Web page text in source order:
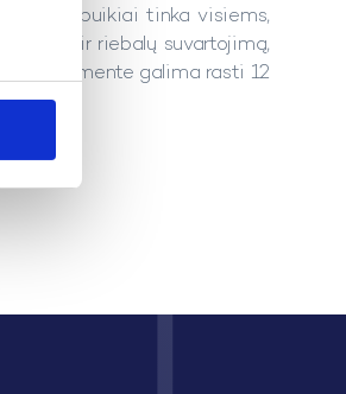
košės puikiai tinka visiems,
ir riebalų suvartojimą,
Asortimente galima rasti 12